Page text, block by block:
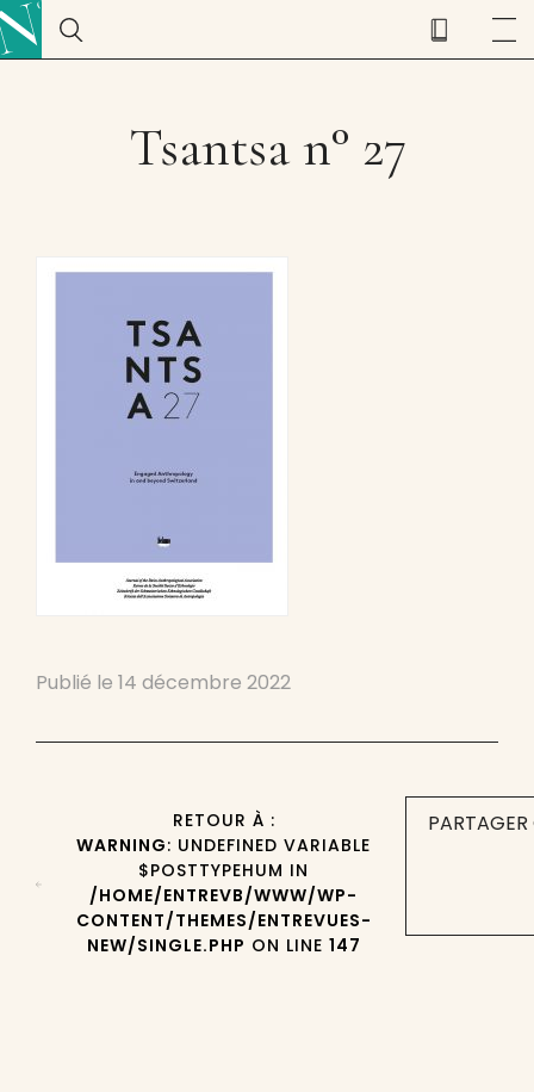
Tsantsa n° 27
Publié le 14 décembre 2022
RETOUR À :
WARNING: UNDEFINED VARIABLE
$POSTTYPEHUM IN
/HOME/ENTREVB/WWW/WP-
CONTENT/THEMES/ENTREVUES-
NEW/SINGLE.PHP ON LINE 147